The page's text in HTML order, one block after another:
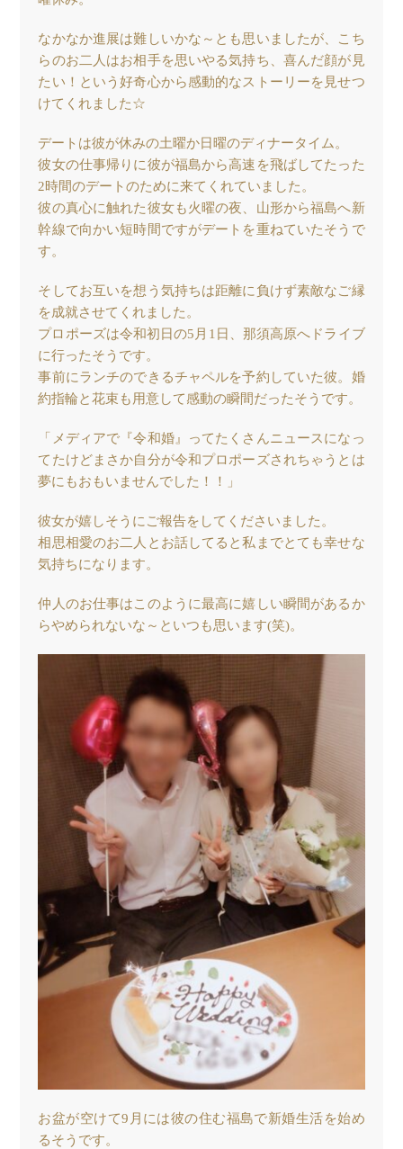
なかなか進展は難しいかな～とも思いましたが、こち
らのお二人はお相手を思いやる気持ち、喜んだ顔が見
たい！という好奇心から感動的なストーリーを見せつ
けてくれました☆
デートは彼が休みの土曜か日曜のディナータイム。
彼女の仕事帰りに彼が福島から高速を飛ばしてたった
2時間のデートのために来てくれていました。
彼の真心に触れた彼女も火曜の夜、山形から福島へ新
幹線で向かい短時間ですがデートを重ねていたそうで
す。
そしてお互いを想う気持ちは距離に負けず素敵なご縁
を成就させてくれました。
プロポーズは令和初日の5月1日、那須高原へドライブ
に行ったそうです。
事前にランチのできるチャペルを予約していた彼。婚
約指輪と花束も用意して感動の瞬間だったそうです。
「メディアで『令和婚』ってたくさんニュースになっ
てたけどまさか自分が令和プロポーズされちゃうとは
夢にもおもいませんでした！！」
彼女が嬉しそうにご報告をしてくださいました。
相思相愛のお二人とお話してると私までとても幸せな
気持ちになります。
仲人のお仕事はこのように最高に嬉しい瞬間があるか
らやめられないな～といつも思います(笑)。
お盆が空けて9月には彼の住む福島で新婚生活を始め
るそうです。